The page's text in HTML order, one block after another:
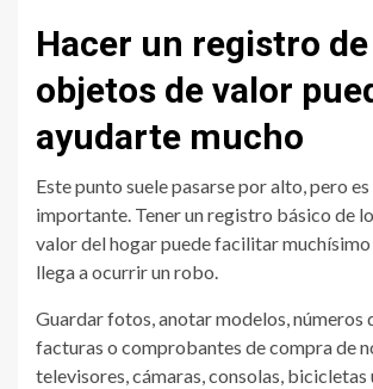
Hacer un registro
objetos de valor
ayudarte mucho
Este punto suele pasarse por alto, pero
importante. Tener un registro básico de
valor del hogar puede facilitar muchísimo
llega a ocurrir un robo.
Guardar fotos, anotar modelos, números
facturas o comprobantes de compra de
televisores, cámaras, consolas, bicicletas